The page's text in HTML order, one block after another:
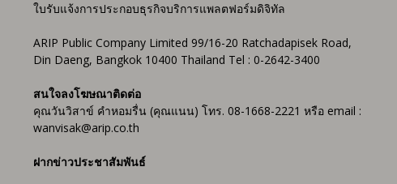
ใบรับแจ้งการประกอบธุรกิจบริการแพลตฟอร์มดิจิทัล
ARIP Public Company Limited 99/16-20 Ratchadapisek Road,
Din Daeng, Bangkok 10400 Thailand Tel : 0-2642-3400
สนใจลงโฆษณาติดต่อ
คุณวันวิสาข์ คำหอมรื่น (คุณแนน) โทร. 08-1668-2221 หรือ email :
wanvisak@arip.co.th
ฝากข่าวประชาสัมพันธ์